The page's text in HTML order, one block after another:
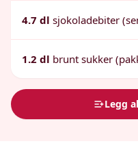
4.7 dl sjokoladebiter
1.2 dl brunt sukker
Legg